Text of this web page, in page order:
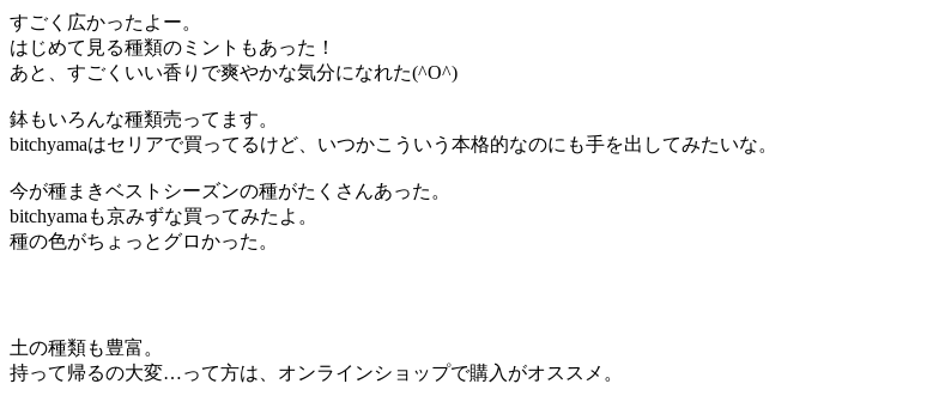
すごく広かったよー。
はじめて見る種類のミントもあった！
あと、すごくいい香りで爽やかな気分になれた(^O^)
鉢もいろんな種類売ってます。
bitchyamaはセリアで買ってるけど、いつかこういう本格的なのにも手を出してみたいな。
今が種まきベストシーズンの種がたくさんあった。
bitchyamaも京みずな買ってみたよ。
種の色がちょっとグロかった。
土の種類も豊富。
持って帰るの大変…って方は、オンラインショップで購入がオススメ。